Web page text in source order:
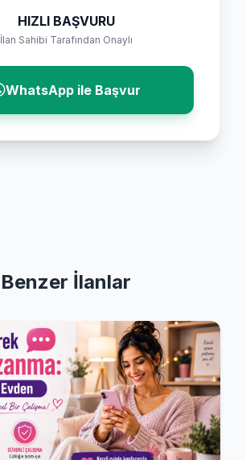
HIZLI BAŞVURU
İlan Sahibi Tarafından Onaylı
WhatsApp ile Başvur
Benzer İlanlar